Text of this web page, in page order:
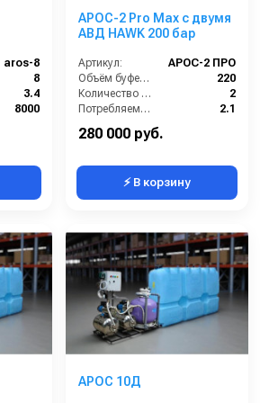
aros-8
8
3.4
8000
АРОС-2 Pro Max с двумя
АВД HAWK 200 бар
Артикул:
АРОС-2 ПРО
Объём буферной ёмкости (л):
220
Количество моечных постов (шт):
2
Потребляемая мощность (кВт):
2.1
280 000 руб.
⚡ В корзину
АРОС 10Д